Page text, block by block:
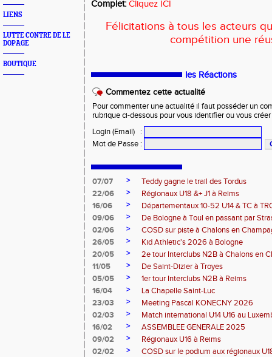
LIENS
LUTTE CONTRE DE LE
DOPAGE
BOUTIQUE
Complet: Cliquez ICI
Félicitations à tous les acteurs
compétition une
les Réactions
Commentez cette actualité
Pour commenter une actualité il faut posséder un
rubrique ci-dessous pour vous identifier ou vous
Login (Email)
:
Mot de Passe :
07/07 >
Teddy gagne le trail des Tordus
22/06
>
Régionaux U18 &+ J1 à Reims
16/06
>
Départementaux 10-52 U14 & TC à
09/06
>
De Bologne à Toul en passant par
02/06
>
COSD sur piste à Chalons en
26/05
>
Kid Athletic's 2026 à Bologne
20/05
>
2e tour Interclubs N2B à Chalons en
11/05
>
De Saint-Dizier à Troyes
05/05
>
1er tour Interclubs N2B à Reims
16/04
>
La Chapelle Saint-Luc
23/03
>
Meeting Pascal KONECNY 2026
02/03
>
Match international U14 U16 au
16/02
>
ASSEMBLEE GENERALE 2025
09/02
>
Régionaux U16 à Reims
02/02
>
COSD sur le podium aux régionaux